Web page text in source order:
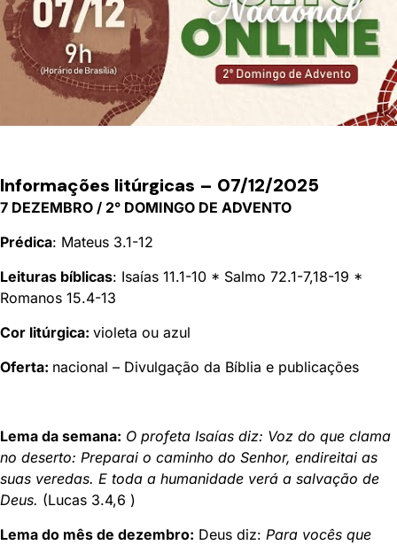
Informações litúrgicas – 07/12/2025
7 DEZEMBRO / 2° DOMINGO DE ADVENTO
Prédica: Mateus 3.1-12
Leituras bíblicas: Isaías 11.1-10 * Salmo 72.1-7,18-19 *
Romanos 15.4-13
Cor litúrgica: violeta ou azul
Oferta: nacional – Divulgação da Bíblia e publicações
Lema da semana: O profeta Isaías diz: Voz do que clama
no deserto: Preparai o caminho do Senhor, endireitai as
suas veredas. E toda a humanidade verá a salvação de
Deus. (Lucas 3.4,6 )
Lema do mês de dezembro: Deus diz: Para vocês que